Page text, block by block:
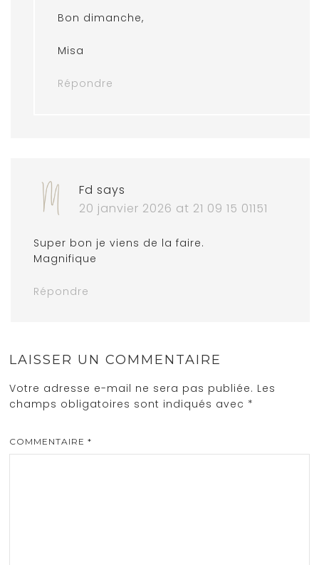
Bon dimanche,
Misa
Répondre
Fd says
20 janvier 2026 at 21 09 15 01151
Super bon je viens de la faire.
Magnifique
Répondre
LAISSER UN COMMENTAIRE
Votre adresse e-mail ne sera pas publiée. Les
champs obligatoires sont indiqués avec *
COMMENTAIRE*